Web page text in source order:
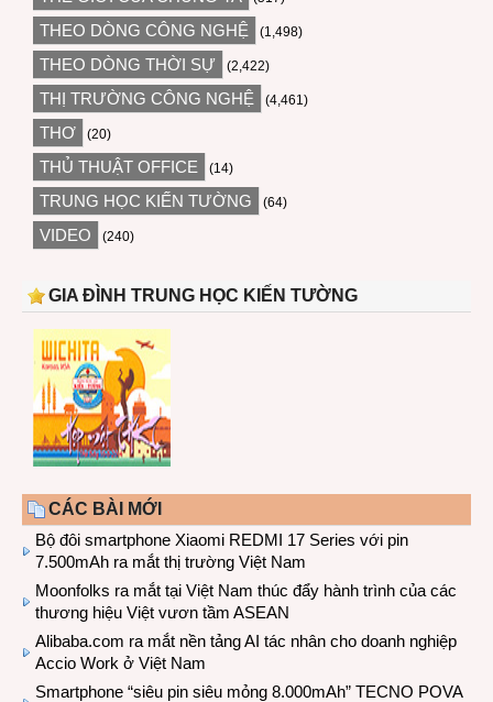
THEO DÒNG CÔNG NGHỆ (1,498)
THEO DÒNG THỜI SỰ (2,422)
THỊ TRƯỜNG CÔNG NGHỆ (4,461)
THƠ (20)
THỦ THUẬT OFFICE (14)
TRUNG HỌC KIẾN TƯỜNG (64)
VIDEO (240)
GIA ĐÌNH TRUNG HỌC KIẾN TƯỜNG
CÁC BÀI MỚI
Bộ đôi smartphone Xiaomi REDMI 17 Series với pin
7.500mAh ra mắt thị trường Việt Nam
Moonfolks ra mắt tại Việt Nam thúc đẩy hành trình của các
thương hiệu Việt vươn tầm ASEAN
Alibaba.com ra mắt nền tảng AI tác nhân cho doanh nghiệp
Accio Work ở Việt Nam
Smartphone “siêu pin siêu mỏng 8.000mAh” TECNO POVA